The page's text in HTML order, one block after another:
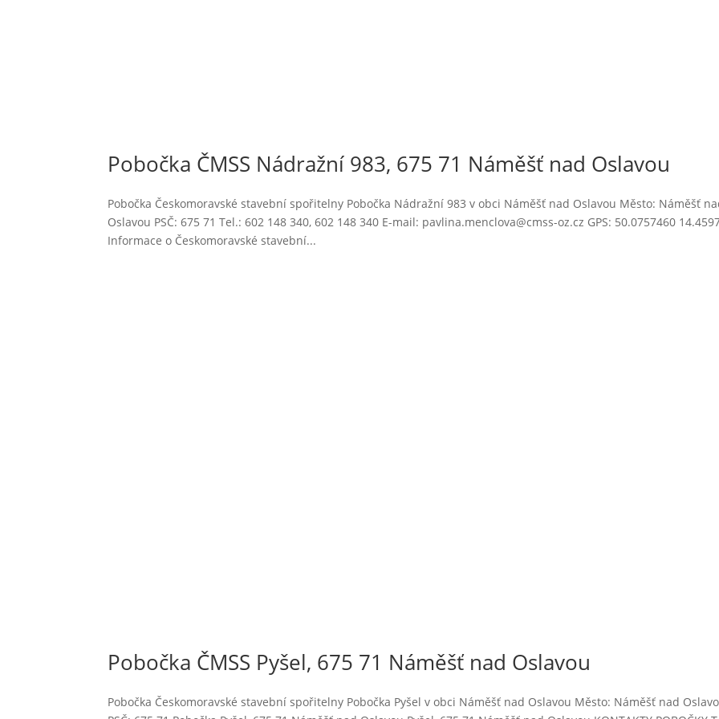
Pobočka ČMSS Nádražní 983, 675 71 Náměšť nad Oslavou
Pobočka Českomoravské stavební spořitelny Pobočka Nádražní 983 v obci Náměšť nad Oslavou Město: Náměšť
Oslavou PSČ: 675 71 Tel.: 602 148 340, 602 148 340 E-mail: pavlina.menclova@cmss-oz.cz GPS: 50.0757460
Informace o Českomoravské stavební...
Pobočka ČMSS Pyšel, 675 71 Náměšť nad Oslavou
Pobočka Českomoravské stavební spořitelny Pobočka Pyšel v obci Náměšť nad Oslavou Město: Náměšť nad